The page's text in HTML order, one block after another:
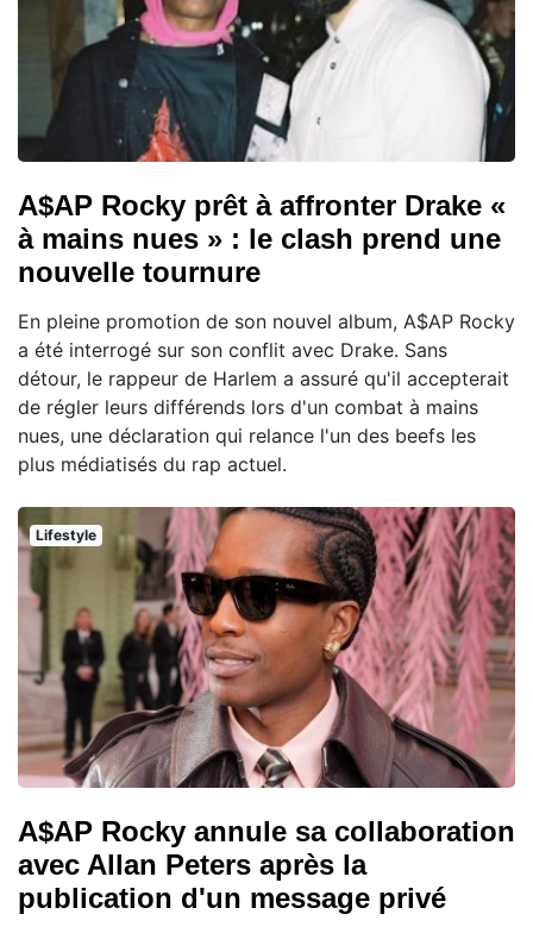
A$AP Rocky prêt à affronter Drake «
à mains nues » : le clash prend une
nouvelle tournure
En pleine promotion de son nouvel album, A$AP Rocky
a été interrogé sur son conflit avec Drake. Sans
détour, le rappeur de Harlem a assuré qu'il accepterait
de régler leurs différends lors d'un combat à mains
nues, une déclaration qui relance l'un des beefs les
plus médiatisés du rap actuel.
Lifestyle
A$AP Rocky annule sa collaboration
avec Allan Peters après la
publication d'un message privé